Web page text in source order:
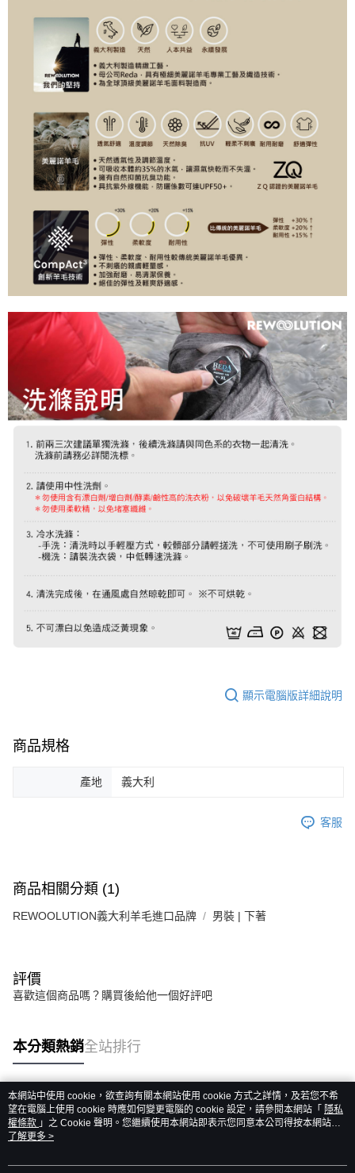
顯示電腦版詳細說明
商品規格
產地 義大利
客服
商品相關分類 (1)
REWOOLUTION義大利羊毛進口品牌 男裝 | 下著
評價
喜歡這個商品嗎？購買後給他一個好評吧
本分類熱銷全站排行
熱門標籤
本網站中使用 cookie，欲查詢有關本網站使用 cookie 方式之詳情，及若您不希
望在電腦上使用 cookie 時應如何變更電腦的 cookie 設定，請參閱本網站「 隱私
權條款 」之 Cookie 聲明。您繼續使用本網站即表示您同意本公司得按本網站使
用條款之 Cookie 聲明使用 cookie。
了解更多 >